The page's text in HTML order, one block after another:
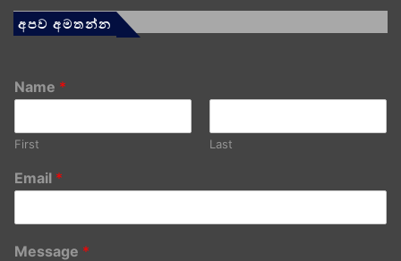
අපව අමතන්න
Name *
First Last
Email *
Message *